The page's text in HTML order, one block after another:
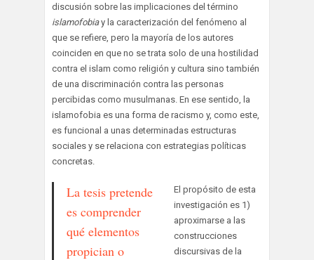
discusión sobre las implicaciones del término
islamofobiay la caracterización del fenómeno al
que se refiere, pero la mayoría de los autores
coinciden en que no se trata solo de una hostilidad
contra el islam como religión y cultura sino también
de una discriminación contra las personas
percibidas como musulmanas. En ese sentido, la
islamofobia es una forma de racismo y, como este,
es funcional a unas determinadas estructuras
sociales y se relaciona con estrategias políticas
concretas.
La tesis pretende
es comprender
qué elementos
propician o
El propósito de esta
investigación es 1)
aproximarse a las
construcciones
discursivas de la